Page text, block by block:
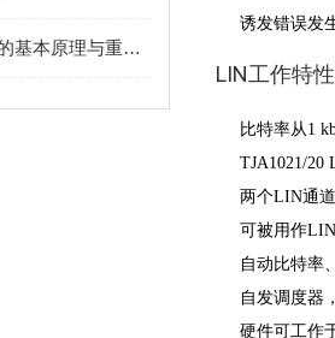
灭菌温度验证的基本原理与重要性
诱发错误发
LIN工作特性
比特率从1
TJA1021/20
两个LIN通
可被用作
自动比特率
自发调度器
硬件可工作